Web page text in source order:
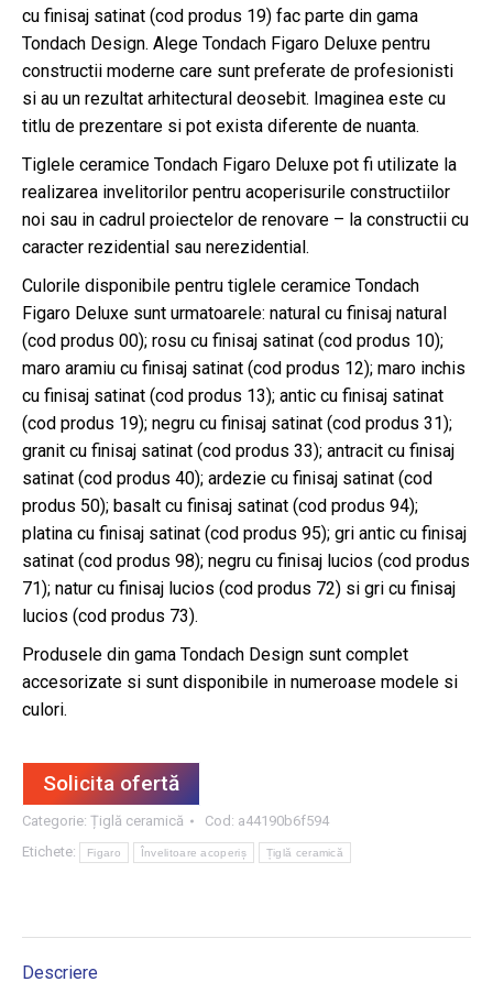
cu finisaj satinat (cod produs 19) fac parte din gama
Tondach Design. Alege Tondach Figaro Deluxe pentru
constructii moderne care sunt preferate de profesionisti
si au un rezultat arhitectural deosebit. Imaginea este cu
titlu de prezentare si pot exista diferente de nuanta.
Tiglele ceramice Tondach Figaro Deluxe pot fi utilizate la
realizarea invelitorilor pentru acoperisurile constructiilor
noi sau in cadrul proiectelor de renovare – la constructii cu
caracter rezidential sau nerezidential.
Culorile disponibile pentru tiglele ceramice Tondach
Figaro Deluxe sunt urmatoarele: natural cu finisaj natural
(cod produs 00); rosu cu finisaj satinat (cod produs 10);
maro aramiu cu finisaj satinat (cod produs 12); maro inchis
cu finisaj satinat (cod produs 13); antic cu finisaj satinat
(cod produs 19); negru cu finisaj satinat (cod produs 31);
granit cu finisaj satinat (cod produs 33); antracit cu finisaj
satinat (cod produs 40); ardezie cu finisaj satinat (cod
produs 50); basalt cu finisaj satinat (cod produs 94);
platina cu finisaj satinat (cod produs 95); gri antic cu finisaj
satinat (cod produs 98); negru cu finisaj lucios (cod produs
71); natur cu finisaj lucios (cod produs 72) si gri cu finisaj
lucios (cod produs 73).
Produsele din gama Tondach Design sunt complet
accesorizate si sunt disponibile in numeroase modele si
culori.
Solicita ofertă
Categorie: Țiglă ceramică Cod: a44190b6f594
Etichete:
Figaro Învelitoare acoperiș Țiglă ceramică
Descriere